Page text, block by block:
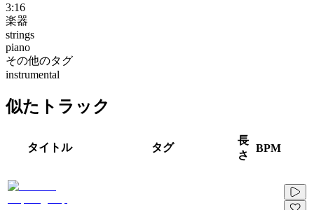
3:16
楽器
strings
piano
その他のタグ
instrumental
似たトラック
タイトル タグ
長
さ
BPM